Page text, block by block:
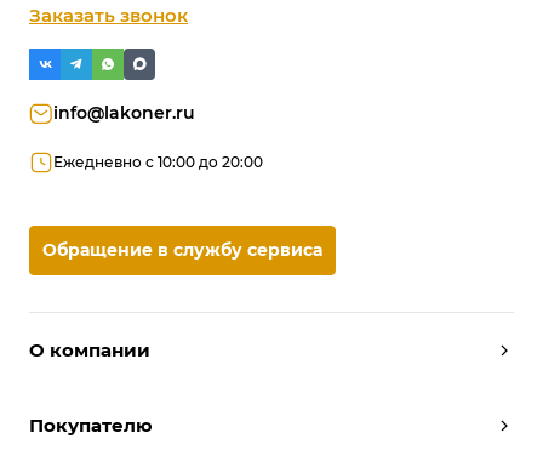
О компании
Условия работы
Покупателю
Заказать звонок
info@lakoner.ru
Ежедневно с 10:00 до 20:00
Обращение в службу сервиса